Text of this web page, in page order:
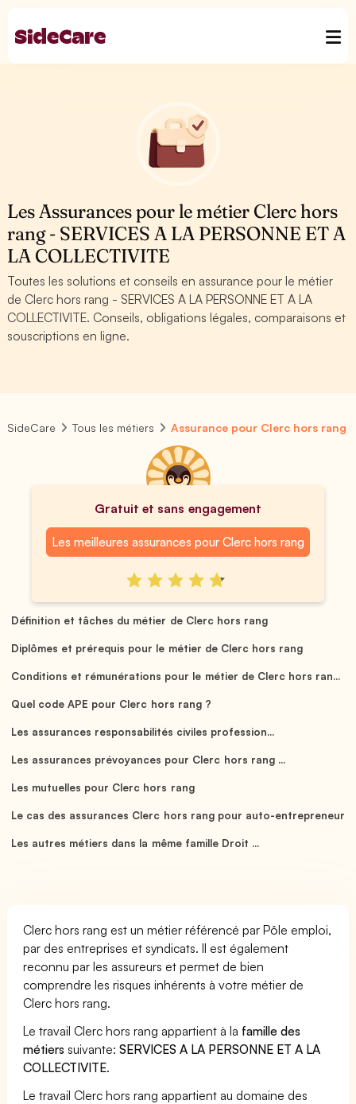
Les Assurances pour le métier Clerc hors
rang - SERVICES A LA PERSONNE ET A
LA COLLECTIVITE
Toutes les solutions et conseils en assurance pour le métier
de Clerc hors rang - SERVICES A LA PERSONNE ET A LA
COLLECTIVITE. Conseils, obligations légales, comparaisons et
souscriptions en ligne.
SideCare Tous les métiers Assurance pour Clerc hors rang
Gratuit et sans engagement
Les meilleures assurances pour Clerc hors rang
Définition et tâches du métier de Clerc hors rang
Diplômes et prérequis pour le métier de Clerc hors rang
Conditions et rémunérations pour le métier de Clerc hors ran...
Quel code APE pour Clerc hors rang ?
Les assurances responsabilités civiles profession...
Les assurances prévoyances pour Clerc hors rang ...
Les mutuelles pour Clerc hors rang
Le cas des assurances Clerc hors rang pour auto-entrepreneur
Les autres métiers dans la même famille Droit ...
Clerc hors rang est un métier référencé par Pôle emploi,
par des entreprises et syndicats. Il est également
reconnu par les assureurs et permet de bien
comprendre les risques inhérents à votre métier de
Clerc hors rang.
Le travail Clerc hors rang appartient à la famille des
métiers suivante:SERVICES A LA PERSONNE ET A LA
COLLECTIVITE.
Le travail Clerc hors rang appartient au domaine des